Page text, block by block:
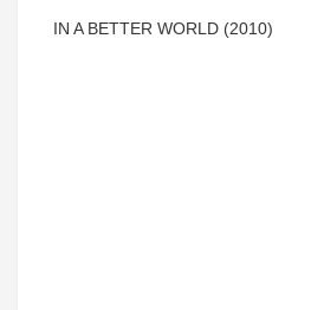
IN A BETTER WORLD (2010)